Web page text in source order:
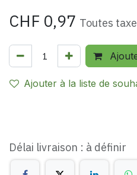
CHF 0,97 Toutes
Ajouter à la liste de
Délai livraison : à définir